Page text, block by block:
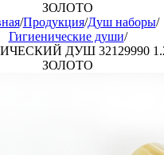
ЗОЛОТО
/Продукция/Душ наборы/
Гигиенические души/
ДУШ 32129990
ЗОЛОТО